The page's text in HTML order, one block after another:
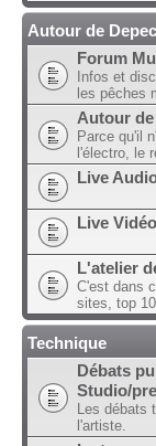
Autour de
Forum
Infos et
les pêches
Autour
Parce qu'il
l'électro, le
Live
Live Vidéo
L'atelier
C'est dans
sites, top
Technique
Débats
Studio/
Les débats
l'artiste.